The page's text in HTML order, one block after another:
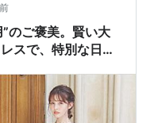
のご褒美。賢い大
スで、特別な日を